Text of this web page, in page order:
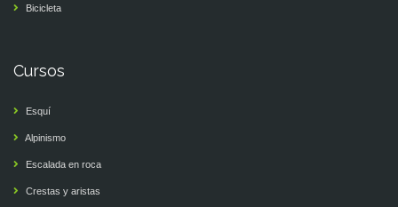
Bicicleta
Cursos
Esquí
Alpinismo
Escalada en roca
Crestas y aristas